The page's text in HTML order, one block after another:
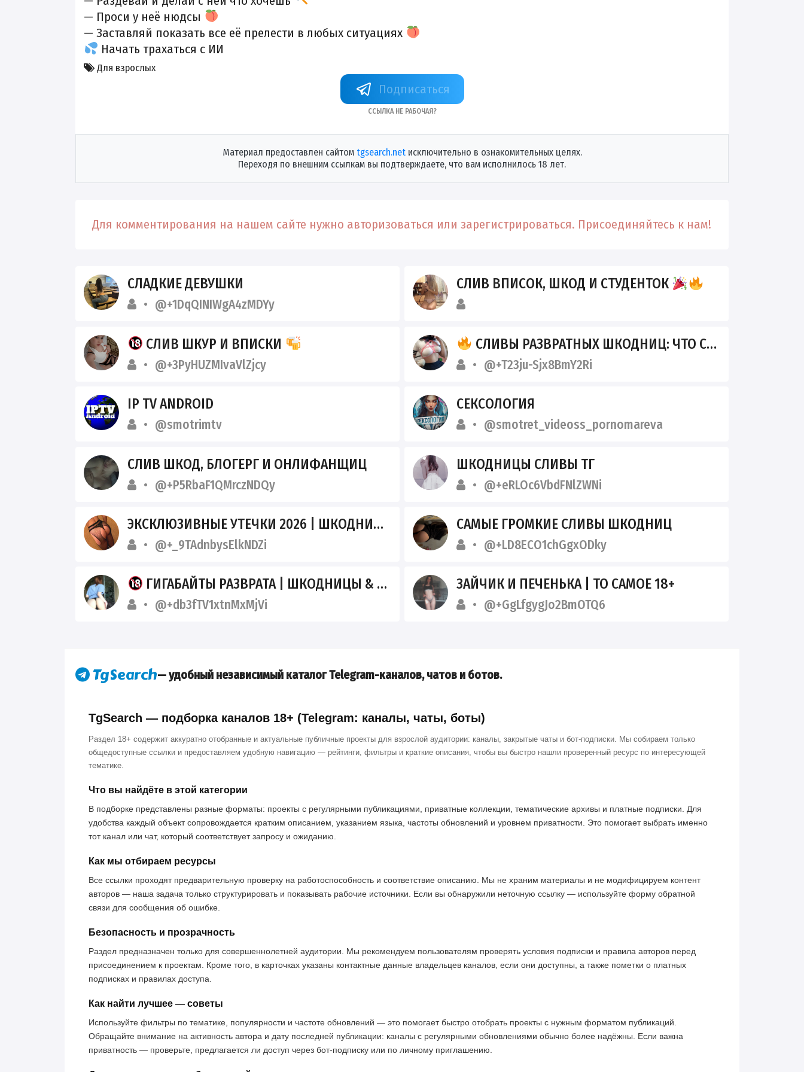
— Проси у неё нюдсы
— Заставляй показать все её прелести в любых ситуациях
Начать трахаться с ИИ
Для взрослых
luciddreams?start=dstashevskii67
Ссылка не рабочая?
Материал предоставлен сайтом tgsearch.netисключительно в ознакомительных целях.
Переходя по внешним ссылкам вы подтверждаете, что вам исполнилось 18 лет.
Для комментирования на нашем сайте нужно авторизоваться или зарегистрироваться. Присоединяйтесь к нам!
СЛАДКИЕ ДЕВУШКИ
@+1DqQINIWgA4zMDYy
СЛИВ ВПИСОК, ШКОД И СТУДЕНТОК
СЛИВ ШКУР И ВПИСКИ
@+3PyHUZMIvaVlZjcy
СЛИВЫ РАЗВРАТНЫХ ШКОДНИЦ: ЧТО СКРЫВАЮТ ИХ ТЕЛЕФОНЫ
@+T23ju-Sjx8BmY2Ri
IP TV ANDROID
@smotrimtv
СЕКСОЛОГИЯ
@smotret_videoss_pornomareva
СЛИВ ШКОД, БЛОГЕРГ И ОНЛИФАНЩИЦ
@+P5RbaF1QMrczNDQy
ШКОДНИЦЫ СЛИВЫ ТГ
@+eRLOc6VbdFNlZWNi
ЭКСКЛЮЗИВНЫЕ УТЕЧКИ 2026 | ШКОДНИЦЫ
@+_9TAdnbysElkNDZi
САМЫЕ ГРОМКИЕ СЛИВЫ ШКОДНИЦ
@+LD8ECO1chGgxODky
ГИГАБАЙТЫ РАЗВРАТА | ШКОДНИЦЫ & НЕФОРШИ 18+
@+db3fTV1xtnMxMjVi
ЗАЙЧИК И ПЕЧЕНЬКА | ТО САМОЕ 18+
@+GgLfgygJo2BmOTQ6
— удобный независимый каталог Telegram-каналов, чатов и ботов.
TgSearch — подборка каналов 18+ (Telegram: каналы, чаты, боты)
Раздел 18+ содержит аккуратно отобранные и актуальные публичные проекты для взрослой аудитории: каналы, закрытые чаты и бот-подписки. Мы собираем только
общедоступные ссылки и предоставляем удобную навигацию — рейтинги, фильтры и краткие описания, чтобы вы быстро нашли проверенный ресурс по интересующей
тематике.
Что вы найдёте в этой категории
В подборке представлены разные форматы: проекты с регулярными публикациями, приватные коллекции, тематические архивы и платные подписки. Для
удобства каждый объект сопровождается кратким описанием, указанием языка, частоты обновлений и уровнем приватности. Это помогает выбрать именно
тот канал или чат, который соответствует запросу и ожиданию.
Как мы отбираем ресурсы
Все ссылки проходят предварительную проверку на работоспособность и соответствие описанию. Мы не храним материалы и не модифицируем контент
авторов — наша задача только структурировать и показывать рабочие источники. Если вы обнаружили неточную ссылку — используйте форму обратной
связи для сообщения об ошибке.
Безопасность и прозрачность
Раздел предназначен только для совершеннолетней аудитории. Мы рекомендуем пользователям проверять условия подписки и правила авторов перед
присоединением к проектам. Кроме того, в карточках указаны контактные данные владельцев каналов, если они доступны, а также пометки о платных
подписках и правилах доступа.
Как найти лучшее — советы
Используйте фильтры по тематике, популярности и частоте обновлений — это помогает быстро отобрать проекты с нужным форматом публикаций.
Обращайте внимание на активность автора и дату последней публикации: каналы с регулярными обновлениями обычно более надёжны. Если важна
приватность — проверьте, предлагается ли доступ через бот-подписку или по личному приглашению.